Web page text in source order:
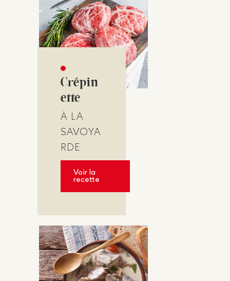
Crépin
ette
À LA
SAVOYA
RDE
Voir la
recette